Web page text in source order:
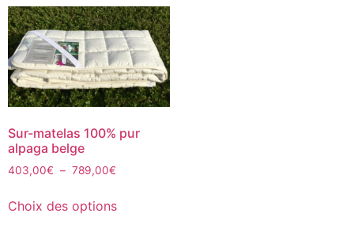
Sur-matelas 100% pur
alpaga belge
403,00€ – 789,00€
Choix des options